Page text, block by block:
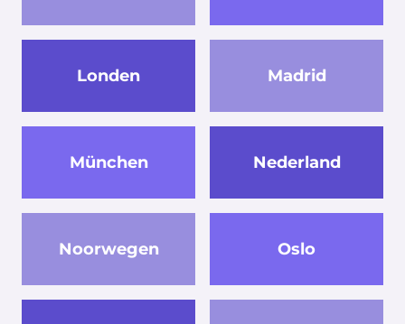
Londen Madrid
München Nederland
Noorwegen Oslo